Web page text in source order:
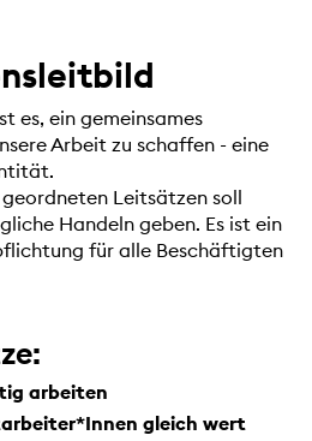
es, ein gemeinsames
Arbeit zu schaffen - eine
Leitsätzen soll
Handeln geben. Es ist ein
für alle Beschäftigten
arbeiten
gleich wert